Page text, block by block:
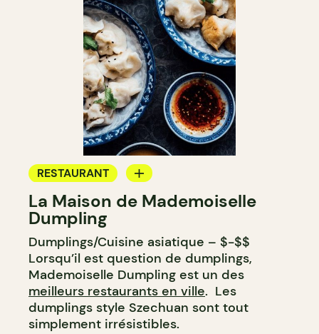
RESTAURANT
ÉPICERIE / DEP
COMPTOIR
La Maison de Mademoiselle
Dumpling
Dumplings/Cuisine asiatique – $-$$
Lorsqu’il est question de dumplings,
Mademoiselle Dumpling est un des
meilleurs restaurants en ville. Les
dumplings style Szechuan sont tout
simplement irrésistibles.